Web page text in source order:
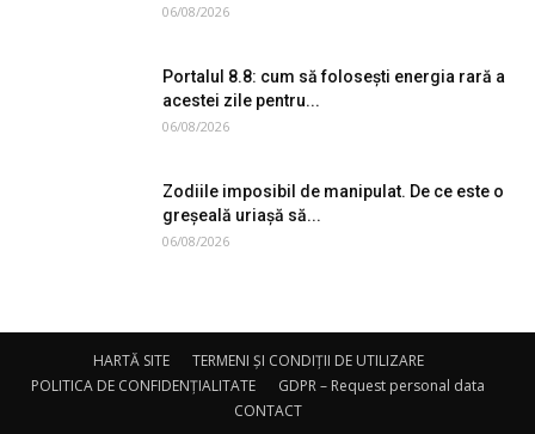
06/08/2026
Portalul 8.8: cum să folosești energia rară a
acestei zile pentru...
06/08/2026
Zodiile imposibil de manipulat. De ce este o
greșeală uriașă să...
06/08/2026
HARTĂ SITE
TERMENI ȘI CONDIȚII DE UTILIZARE
POLITICA DE CONFIDENȚIALITATE
GDPR – Request personal data
CONTACT